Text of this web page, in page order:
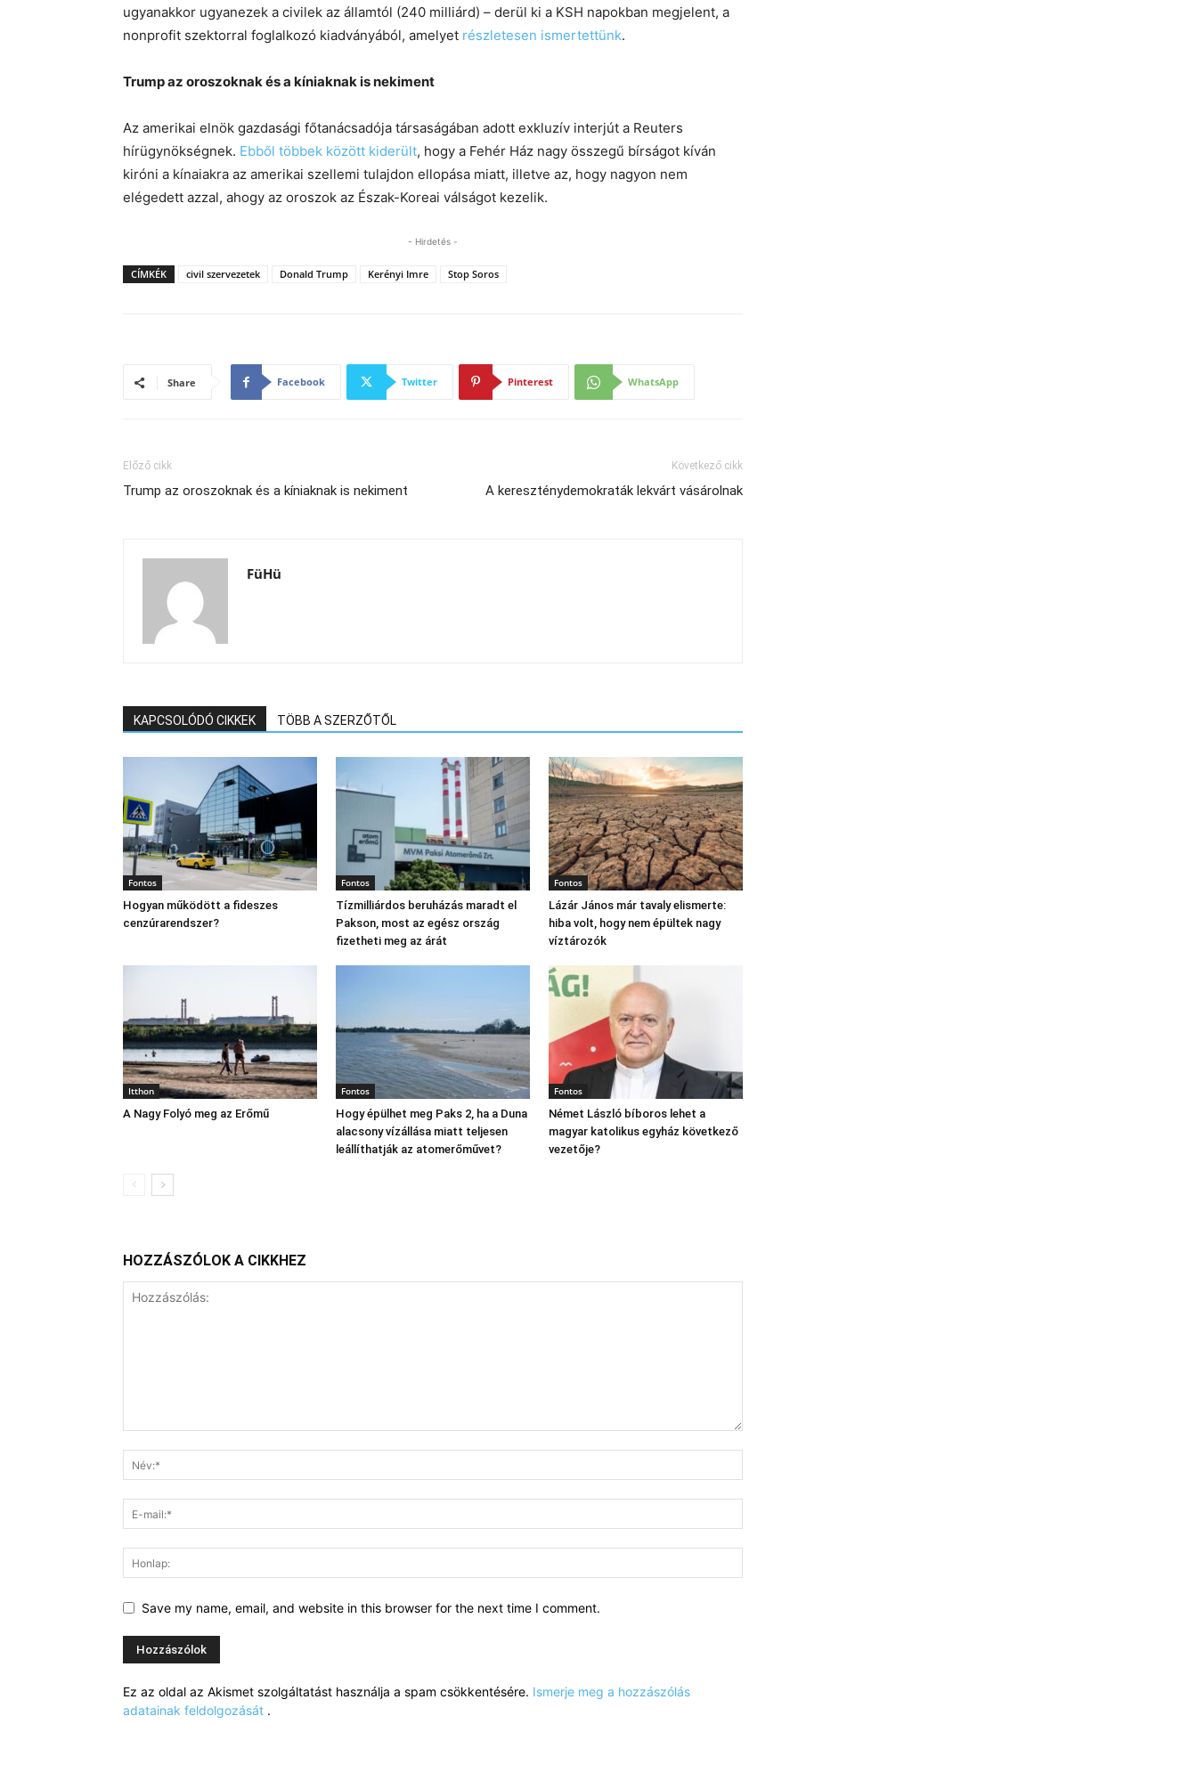
ugyanakkor ugyanezek a civilek az államtól (240 milliárd) – derül ki a KSH napokban megjelent, a
nonprofit szektorral foglalkozó kiadványából, amelyet részletesen ismertettünk.
Trump az oroszoknak és a kíniaknak is nekiment
Az amerikai elnök gazdasági főtanácsadója társaságában adott exkluzív interjút a Reuters
hírügynökségnek. Ebből többek között kiderült, hogy a Fehér Ház nagy összegű bírságot kíván
kiróni a kínaiakra az amerikai szellemi tulajdon ellopása miatt, illetve az, hogy nagyon nem
elégedett azzal, ahogy az oroszok az Észak-Koreai válságot kezelik.
- Hirdetés -
CÍMKÉK civil szervezetek Donald Trump Kerényi Imre Stop Soros
Share Facebook Twitter Pinterest WhatsApp
Előző cikk
Trump az oroszoknak és a kíniaknak is nekiment
Következő cikk
A kereszténydemokraták lekvárt vásárolnak
FüHü
KAPCSOLÓDÓ CIKKEK TÖBB A SZERZŐTŐL
Fontos
Hogyan működött a fideszes
cenzúrarendszer?
Fontos
Tízmilliárdos beruházás maradt el
Pakson, most az egész ország
fizetheti meg az árát
Fontos
Lázár János már tavaly elismerte:
hiba volt, hogy nem épültek nagy
víztározók
Itthon
A Nagy Folyó meg az Erőmű
Fontos
Hogy épülhet meg Paks 2, ha a Duna
alacsony vízállása miatt teljesen
leállíthatják az atomerőművet?
Fontos
Német László bíboros lehet a
magyar katolikus egyház következő
vezetője?
HOZZÁSZÓLOK A CIKKHEZ
Save my name, email, and website in this browser for the next time I comment.
Ez az oldal az Akismet szolgáltatást használja a spam csökkentésére. Ismerje meg a hozzászólás
adatainak feldolgozását .